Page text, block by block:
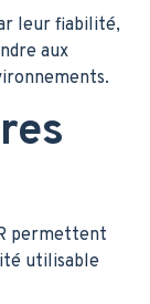
leur fiabilité,
aux
permettent
utilisable